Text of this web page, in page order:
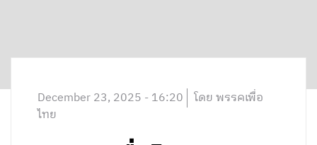
December 23, 2025 - 16:20 โดย พรรคเพื่อ
ไทย